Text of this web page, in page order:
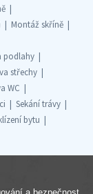
Montáž skříně
podlahy
střechy
WC
Sekání trávy
bytu